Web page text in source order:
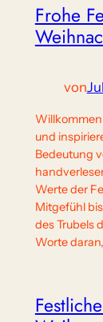
Frohe
von
und
Bedeutung
Werte der
Mitgefühl
des Trubels
Worte